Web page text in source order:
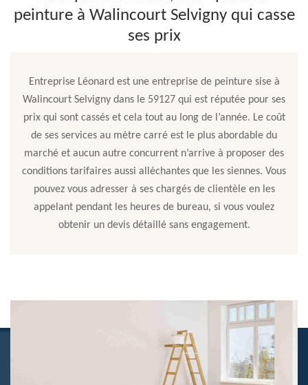
peinture à Walincourt Selvigny qui casse
ses prix
Entreprise Léonard est une entreprise de peinture sise à
Walincourt Selvigny dans le 59127 qui est réputée pour ses
prix qui sont cassés et cela tout au long de l’année. Le coût
de ses services au mètre carré est le plus abordable du
marché et aucun autre concurrent n’arrive à proposer des
conditions tarifaires aussi alléchantes que les siennes. Vous
pouvez vous adresser à ses chargés de clientèle en les
appelant pendant les heures de bureau, si vous voulez
obtenir un devis détaillé sans engagement.